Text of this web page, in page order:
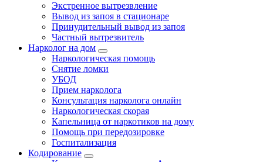
Экстренное вытрезвление
Вывод из запоя в стационаре
Принудительный вывод из запоя
Частный вытрезвитель
Нарколог на дом
Наркологическая помощь
Снятие ломки
УБОД
Прием нарколога
Консультация нарколога онлайн
Наркологическая скорая
Капельница от наркотиков на дому
Помощь при передозировке
Госпитализация
Кодирование